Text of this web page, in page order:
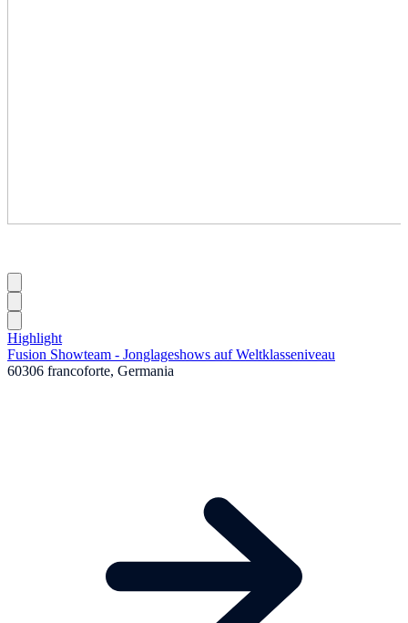
Highlight
Fusion Showteam - Jonglageshows auf Weltklasseniveau
60306 francoforte, Germania